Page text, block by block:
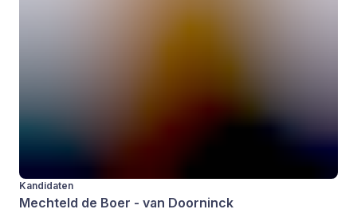
Kandidaten
Mechteld de Boer - van Doorninck